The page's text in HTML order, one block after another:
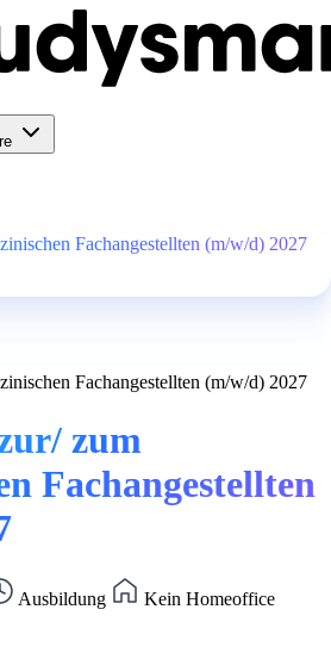
Fachangestellten (m/w/d) 2027
Fachangestellten (m/w/d) 2027
zum
Fachangestellten
Ausbildung
Kein Homeoffice